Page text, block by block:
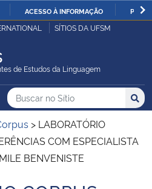
IR
ACESSO À INFORMAÇÃO
SÍTIOS DA UFSM
de Estudos da Linguagem
do Sítio
Busca
Buscar no no Sítio
Busca:
> LABORATÓRIO
COM ESPECIALISTA
BENVENISTE